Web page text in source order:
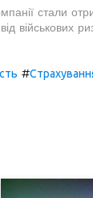
стали
військових
#